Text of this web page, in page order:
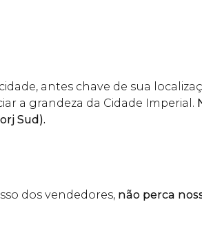
antes chave de sua
a grandeza da Cidade Imperial.
Sud).
dos vendedores, não perca